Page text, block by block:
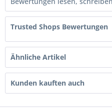
Trusted Shops Bewertungen
Ähnliche Artikel
Kunden kauften auch